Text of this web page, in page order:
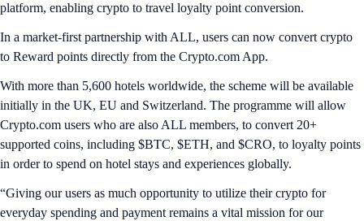
platform, enabling crypto to travel loyalty point conversion.
In a market-first partnership with ALL, users can now convert crypto
to Reward points directly from the Crypto.com App.
With more than 5,600 hotels worldwide, the scheme will be available
initially in the UK, EU and Switzerland. The programme will allow
Crypto.com users who are also ALL members, to convert 20+
supported coins, including $BTC, $ETH, and $CRO, to loyalty points
in order to spend on hotel stays and experiences globally.
“Giving our users as much opportunity to utilize their crypto for
everyday spending and payment remains a vital mission for our